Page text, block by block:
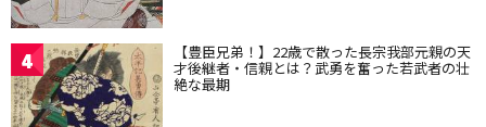
4 【豊臣兄弟！】22歳で散った長宗我部元親の天
才後継者・信親とは？武勇を奮った若武者の壮
絶な最期